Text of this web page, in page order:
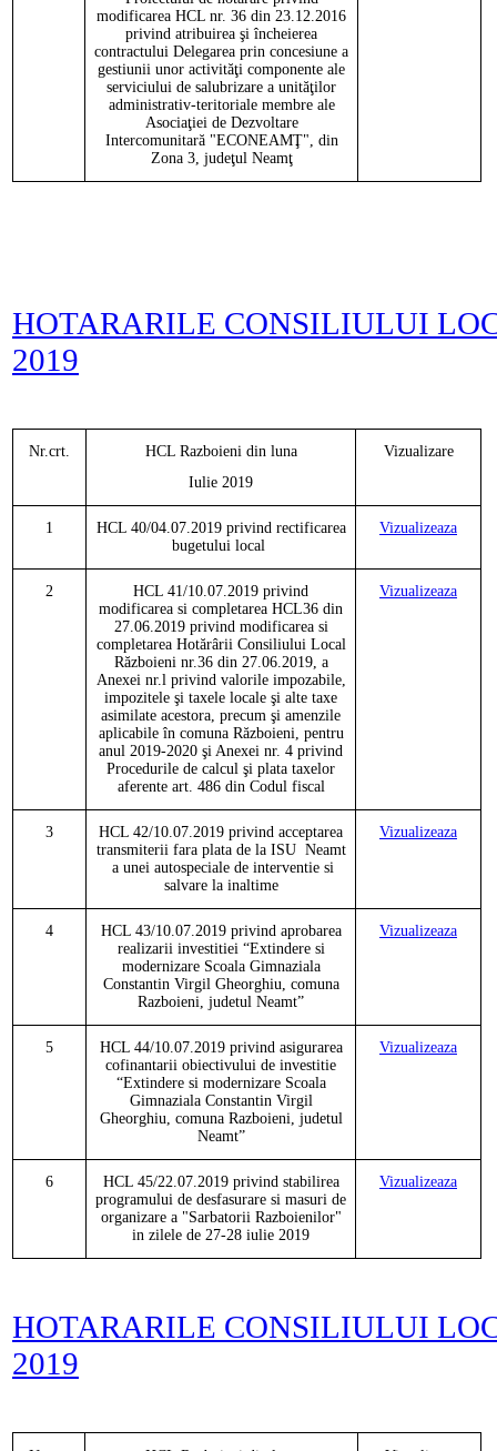
modificarea HCL nr. 36 din 23.12.2016
privind atribuirea şi încheierea
contractului Delegarea prin concesiune a
gestiunii unor activităţi componente ale
serviciului de salubrizare a unităţilor
administrativ-teritoriale membre ale
Asociaţiei de Dezvoltare
Intercomunitară "ECONEAMŢ", din
Zona 3, judeţul Neamţ
HOTARARILE CONSILIULUI
2019
Nr.crt. HCL Razboienidin luna
Iulie 2019
Vizualizare
1 HCL 40/04.07.2019 privind rectificarea
bugetului local
Vizualizeaza
2 HCL 41/10.07.2019 privind
modificarea si completarea HCL36 din
27.06.2019 privind modificarea si
completarea Hotărârii Consiliului Local
Războieni nr.36 din 27.06.2019, a
Anexei nr.l privind valorile impozabile,
impozitele şi taxele locale şi alte taxe
asimilate acestora, precum şi amenzile
aplicabile în comuna Războieni, pentru
anul 2019-2020 şi Anexei nr. 4 privind
Procedurile de calcul şi plata taxelor
aferente art. 486 din Codul fiscal
Vizualizeaza
3 HCL 42/10.07.2019 privind acceptarea
transmiterii fara plata de la ISU Neamt
a unei autospeciale de interventie si
salvare la inaltime
Vizualizeaza
4 HCL 43/10.07.2019 privind aprobarea
realizarii investitiei “Extindere si
modernizare Scoala Gimnaziala
Constantin Virgil Gheorghiu, comuna
Razboieni, judetul Neamt”
Vizualizeaza
5 HCL 44/10.07.2019 privind asigurarea
cofinantarii obiectivului de investitie
“Extindere si modernizare Scoala
Gimnaziala Constantin Virgil
Gheorghiu, comuna Razboieni, judetul
Neamt”
Vizualizeaza
6
HCL 45/22.07.2019 privind stabilirea
programului de desfasurare si masuri de
organizare a "Sarbatorii Razboienilor"
in zilele de 27-28 iulie 2019
Vizualizeaza
HOTARARILE CONSILIULUI
2019